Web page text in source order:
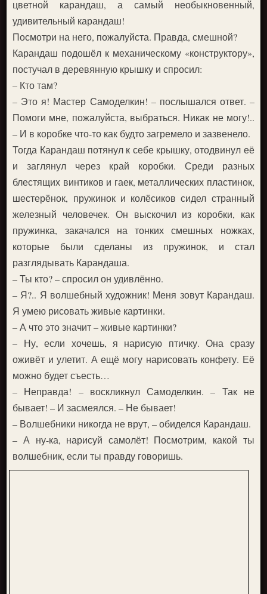
цветной карандаш, а самый необыкновенный,
удивительный карандаш!
Посмотри на него, пожалуйста. Правда, смешной?
Карандаш подошёл к механическому «конструктору»,
постучал в деревянную крышку и спросил:
– Кто там?
– Это я! Мастер Самоделкин! – послышался ответ. –
Помоги мне, пожалуйста, выбраться. Никак не могу!..
– И в коробке что-то как будто загремело и зазвенело.
Тогда Карандаш потянул к себе крышку, отодвинул её
и заглянул через край коробки. Среди разных
блестящих винтиков и гаек, металлических пластинок,
шестерёнок, пружинок и колёсиков сидел странный
железный человечек. Он выскочил из коробки, как
пружинка, закачался на тонких смешных ножках,
которые были сделаны из пружинок, и стал
разглядывать Карандаша.
– Ты кто? – спросил он удивлённо.
– Я?.. Я волшебный художник! Меня зовут Карандаш.
Я умею рисовать живые картинки.
– А что это значит – живые картинки?
– Ну, если хочешь, я нарисую птичку. Она сразу
оживёт и улетит. А ещё могу нарисовать конфету. Её
можно будет съесть…
– Неправда! – воскликнул Самоделкин. – Так не
бывает! – И засмеялся. – Не бывает!
– Волшебники никогда не врут, – обиделся Карандаш.
– А ну-ка, нарисуй самолёт! Посмотрим, какой ты
волшебник, если ты правду говоришь.